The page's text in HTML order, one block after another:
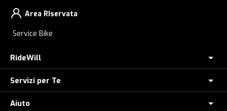
Area RIservata
Service Bike
RideWill
Chi Siamo
Dove siamo
Servizi per Te
Assicurazione furto E-Bike
Aiuto